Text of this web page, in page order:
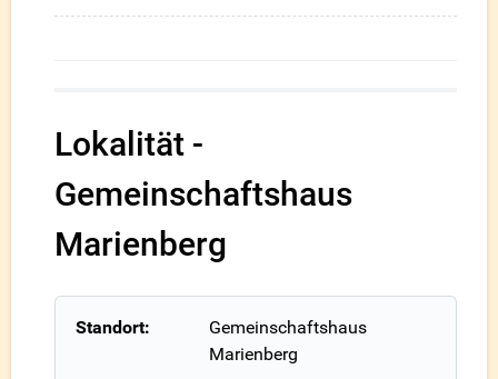
Lokalität -
Gemeinschaftshaus
Marienberg
Standort:
Gemeinschaftshaus
Marienberg